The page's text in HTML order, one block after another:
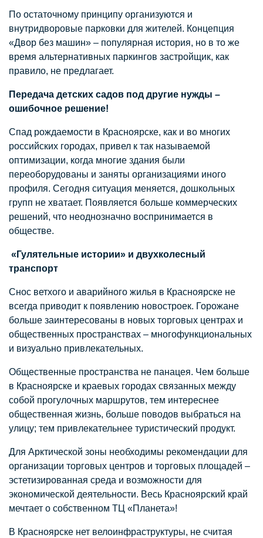
По остаточному принципу организуются и
внутридворовые парковки для жителей. Концепция
«Двор без машин» – популярная история, но в то же
время альтернативных паркингов застройщик, как
правило, не предлагает.
Передача детских садов под другие нужды –
ошибочное решение!
Спад рождаемости в Красноярске, как и во многих
российских городах, привел к так называемой
оптимизации, когда многие здания были
переоборудованы и заняты организациями иного
профиля. Сегодня ситуация меняется, дошкольных
групп не хватает. Появляется больше коммерческих
решений, что неоднозначно воспринимается в
обществе.
«Гулятельные истории» и двухколесный
транспорт
Снос ветхого и аварийного жилья в Красноярске не
всегда приводит к появлению новостроек. Горожане
больше заинтересованы в новых торговых центрах и
общественных пространствах – многофункциональных
и визуально привлекательных.
Общественные пространства не панацея. Чем больше
в Красноярске и краевых городах связанных между
собой прогулочных маршрутов, тем интереснее
общественная жизнь, больше поводов выбраться на
улицу; тем привлекательнее туристический продукт.
Для Арктической зоны необходимы рекомендации для
организации торговых центров и торговых площадей –
эстетизированная среда и возможности для
экономической деятельности. Весь Красноярский край
мечтает о собственном ТЦ «Планета»!
В Красноярске нет велоинфраструктуры, не считая